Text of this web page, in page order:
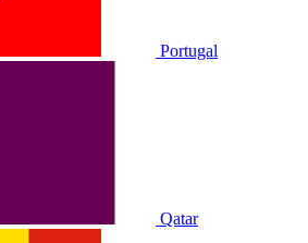
Portugal
Qatar